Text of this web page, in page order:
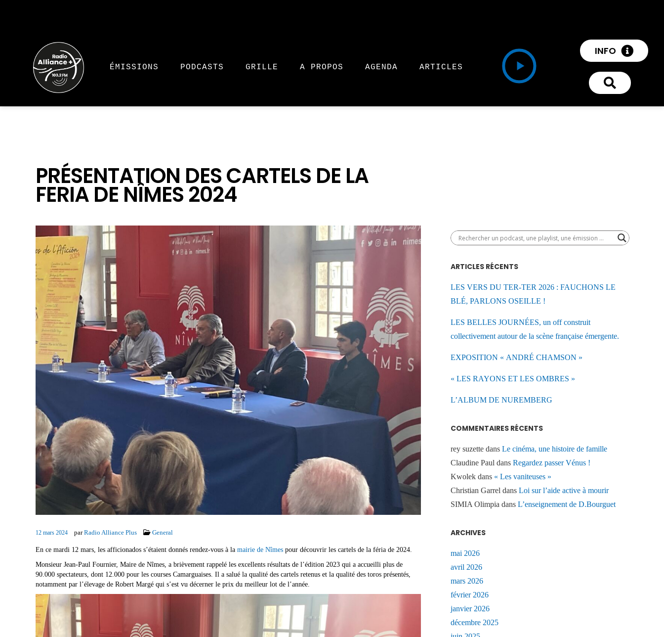
ÉMISSIONS PODCASTS GRILLE A PROPOS AGENDA ARTICLES
INFO
PRÉSENTATION DES CARTELS DE LA
FERIA DE NÎMES 2024
12 mars 2024 parRadio Alliance Plus General
En ce mardi 12 mars, les afficionados s’étaient donnés rendez-vous à la mairie de Nîmes pour découvrir les cartels de la féria de 2024.
Monsieur Jean-Paul Fournier, Maire de Nîmes, a brièvement rappelé les excellents résultats de l’édition 2023 qui a accueilli plus de
90.000 spectateurs, dont 12.000 pour les courses Camarguaises. Il a salué la qualité des cartels retenus et la qualité des toros présentés,
notamment par l’élevage de Robert Margé qui s’est vu décerner le prix du meilleur lot de l’année.
ARTICLES RÉCENTS
LES VERS DU TER-TER 2026 : FAUCHONS LE
BLÉ, PARLONS OSEILLE !
LES BELLES JOURNÉES, un off construit
collectivement autour de la scène française émergente.
EXPOSITION « ANDRÉ CHAMSON »
« LES RAYONS ET LES OMBRES »
L’ALBUM DE NUREMBERG
COMMENTAIRES RÉCENTS
rey suzette dans Le cinéma, une histoire de famille
Claudine Paul dans Regardez passer Vénus !
Kwolek dans « Les vaniteuses »
Christian Garrel dans Loi sur l’aide active à mourir
SIMIA Olimpia dans L’enseignement de D.Bourguet
ARCHIVES
mai 2026
avril 2026
mars 2026
février 2026
janvier 2026
décembre 2025